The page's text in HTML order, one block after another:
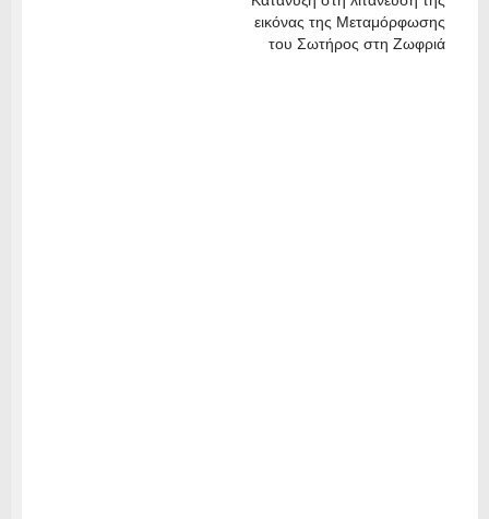
εικόνας της Μεταμόρφωσης
του Σωτήρος στη Ζωφριά